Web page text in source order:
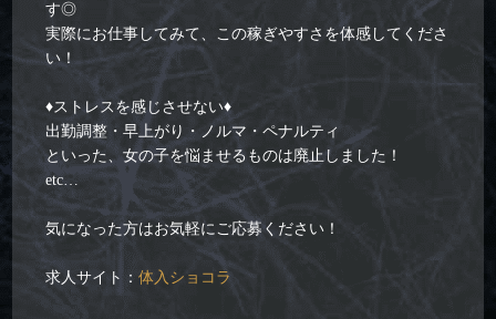
す◎
実際にお仕事してみて、この稼ぎやすさを体感してくださ
い！
♦ストレスを感じさせない♦
出勤調整・早上がり・ノルマ・ペナルティ
といった、女の子を悩ませるものは廃止しました！
etc…
気になった方はお気軽にご応募ください！
求人サイト：体入ショコラ